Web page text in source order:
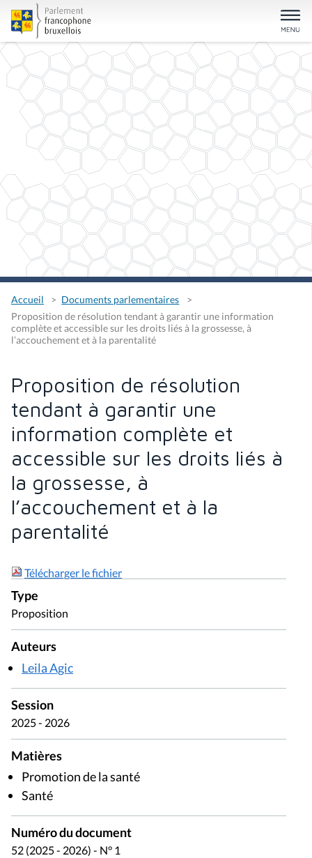
Accueil
Documents parlementaires
Proposition de résolution tendant à garantir une information
complète et accessible sur les droits liés à la grossesse, à
l’accouchement et à la parentalité
Proposition de résolution
tendant à garantir une
information complète et
accessible sur les droits liés à
la grossesse, à
l’accouchement et à la
parentalité
Télécharger le fichier
Type
Proposition
Auteurs
Leila Agic
Session
2025 - 2026
Matières
Promotion de la santé
Santé
Numéro du document
52 (2025 - 2026) - N° 1